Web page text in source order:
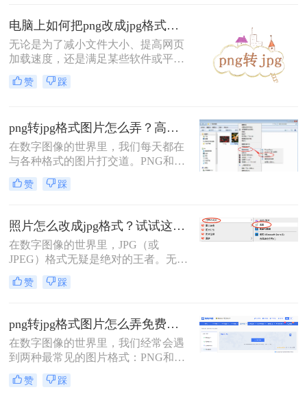
以方便网络传输、满足社交媒体上传
要求，还是为了优化网站加载速度，
掌握高效的转换方法都至关重要。那
么png怎么转换成jpg呢？
电脑上如何把png改成jpg格式？分享5种常用的转换方法！
无论是为了减小文件大小、提高网页
加载速度，还是满足某些软件或平台
对JPG格式的要求，掌握几种有效的
PNG转JPG方法都是非常有用的。那
一转换。
赞 踩
png转jpg格式图片怎么弄？高效的转换方法全解析！
在数字图像的世界里，我们每天都在
与各种格式的图片打交道。PNG和
JPG无疑是其中最为常见的两种。
PNG以其无损压缩和支持透明背景的
JPF则凭借其极高的压缩率，在保证
可接受画质的同时大幅减小文件体
积，成为网络传播和日常存储的绝对
主力。因此，将PNG转换
赞 踩
照片怎么改成jpg格式？试试这5种转换方法！
在数字图像的世界里，JPG（或
JPEG）格式无疑是绝对的王者。无论
是上传到社交媒体、提交证件照，还
是日常的存储和分享，JPG都是最通
常常会遇到来自手机、相机或网络的
其他格式图片，如PNG、HEIC、
WEBP、RAW等，它们可能在不同场
景下带来不便。那么，照片怎么改成
jpg格式呢？
赞 踩
png转jpg格式图片怎么弄免费？2025最新方法详解！
在数字图像的世界里，我们经常会遇
到两种最常见的图片格式：PNG和
JPG。PNG以其无损压缩和支持透明
背景的特性，深受设计师和需要高保
赞 踩